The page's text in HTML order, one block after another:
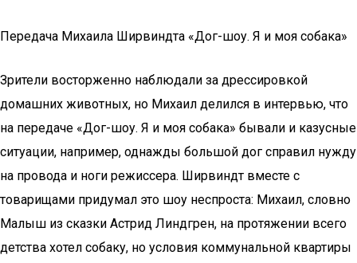
Передача Михаила Ширвиндта «Дог-шоу. Я и моя собака»
Зрители восторженно наблюдали за дрессировкой
домашних животных, но Михаил делился в интервью, что
на передаче «Дог-шоу. Я и моя собака» бывали и казусные
ситуации, например, однажды большой дог справил нужду
на провода и ноги режиссера. Ширвиндт вместе с
товарищами придумал это шоу неспроста: Михаил, словно
Малыш из сказки Астрид Линдгрен, на протяжении всего
детства хотел собаку, но условия коммунальной квартиры